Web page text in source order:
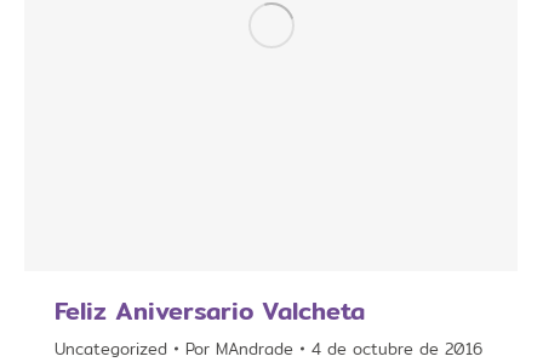
Feliz Aniversario Valcheta
Uncategorized Por MAndrade 4 de octubre de 2016